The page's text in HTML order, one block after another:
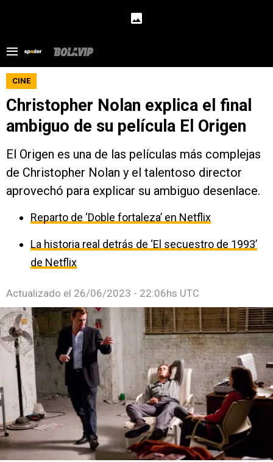
CINE
Christopher Nolan explica el final
ambiguo de su película El Origen
El Origen es una de las películas más complejas
de Christopher Nolan y el talentoso director
aprovechó para explicar su ambiguo desenlace.
Reparto de ‘Doble fortaleza’ en Netflix
La historia real detrás de ‘El secuestro de 1993’
de Netflix
Actualizado el 26/06/2023 - 22:06hs UTC